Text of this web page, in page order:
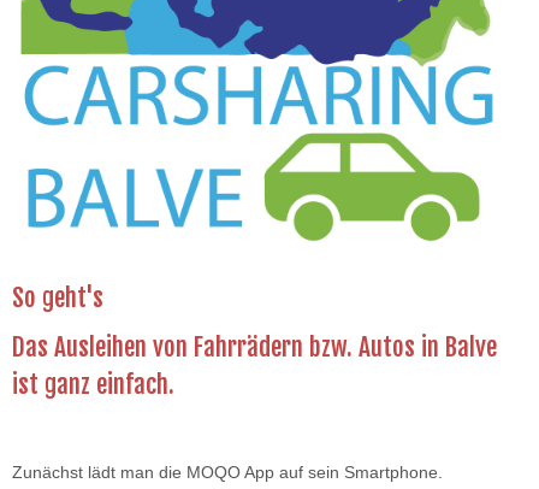
So geht's
Das Ausleihen von Fahrrädern bzw. Autos in Balve
ist ganz einfach.
Zunächst lädt man die MOQO App auf sein Smartphone.